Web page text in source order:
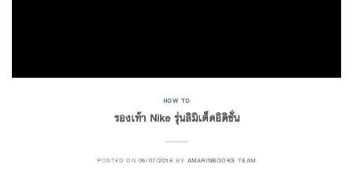
HOW TO
รองเท้า Nike รุ่นลิมิเต็ดอิดิชั่น
POSTED ON 06/07/2018 BY AMARINBOOKS TEAM